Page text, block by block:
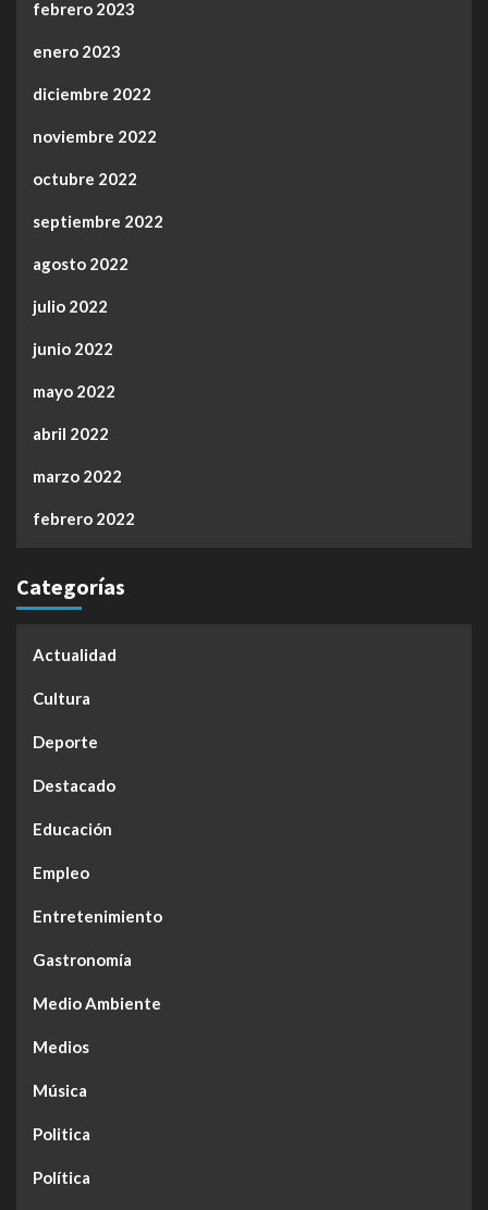
febrero 2023
enero 2023
diciembre 2022
noviembre 2022
octubre 2022
septiembre 2022
agosto 2022
julio 2022
junio 2022
mayo 2022
abril 2022
marzo 2022
febrero 2022
Categorías
Actualidad
Cultura
Deporte
Destacado
Educación
Empleo
Entretenimiento
Gastronomía
Medio Ambiente
Medios
Música
Politica
Política